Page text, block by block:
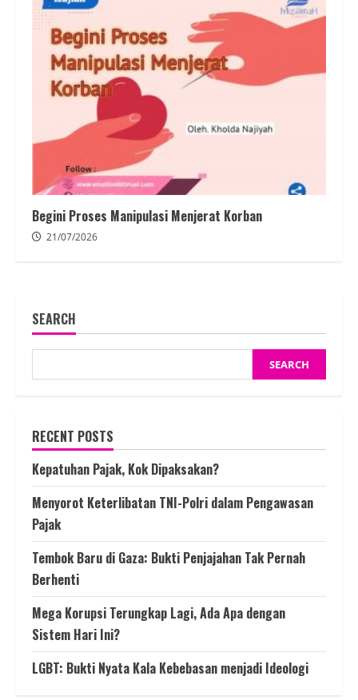
Begini Proses Manipulasi Menjerat Korban
21/07/2026
SEARCH
SEARCH
RECENT POSTS
Kepatuhan Pajak, Kok Dipaksakan?
Menyorot Keterlibatan TNI-Polri dalam Pengawasan
Pajak
Tembok Baru di Gaza: Bukti Penjajahan Tak Pernah
Berhenti
Mega Korupsi Terungkap Lagi, Ada Apa dengan
Sistem Hari Ini?
LGBT: Bukti Nyata Kala Kebebasan menjadi Ideologi